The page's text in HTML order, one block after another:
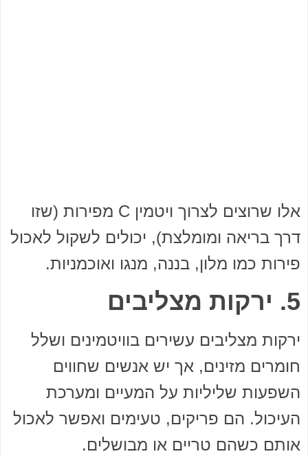
אלו שרוצים לצרוך ויטמין C מפירות (שזו
דרך בריאה ומומלצת), יכולים לשקול לאכול
פירות כמו מלון, בננה, מנגו ואוכמניות.
5. ירקות מצליבים
ירקות מצליבים עשירים בוויטמינים ושלל
חומרים מזינים, אך יש אנשים שחווים
השפעות שליליות על המעיים ומערכת
העיכול. הם פריקים, טעימים ואפשר לאכול
אותם כשהם טריים או מבושלים.